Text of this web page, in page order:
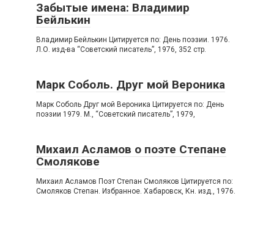
Забытые имена: Владимир
Бейлькин
Владимир Бейлькин Цитируется по: День поэзии. 1976.
Л.О. изд-ва “Советский писатель”, 1976, 352 стр.
Марк Соболь. Друг мой Вероника
Марк Соболь Друг мой Вероника Цитируется по: День
поэзии 1979. М., “Советский писатель”, 1979,
Михаил Асламов о поэте Степане
Смолякове
Михаил Асламов Поэт Степан Смоляков Цитируется по:
Смоляков Степан. Избранное. Хабаровск, Кн. изд., 1976.